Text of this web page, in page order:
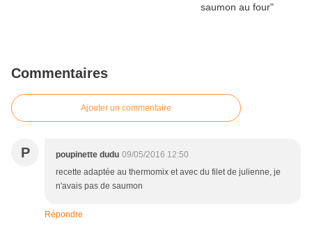
Commentaires
Ajouter un commentaire
P poupinette dudu 09/05/2016 12:50
recette adaptée au thermomix et avec du filet de julienne, je
n'avais pas de saumon
Répondre